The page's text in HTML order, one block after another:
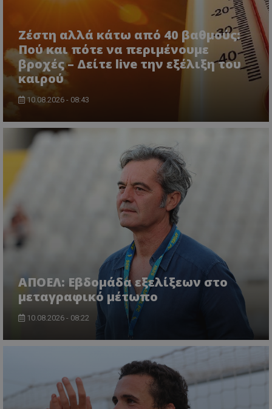
Ζέστη αλλά κάτω από 40 βαθμούς:
Πού και πότε να περιμένουμε
βροχές – Δείτε live την εξέλιξη του
καιρού
10.08.2026 - 08:43
ΑΠΟΕΛ: Εβδομάδα εξελίξεων στο
μεταγραφικό μέτωπο
10.08.2026 - 08:22